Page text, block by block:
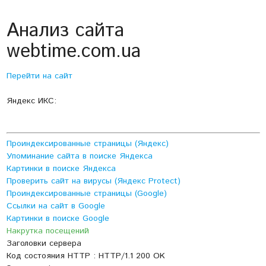
Анализ сайта
webtime.com.ua
Перейти на сайт
Яндекс ИКС:
Проиндексированные страницы (Яндекс)
Упоминание сайта в поиске Яндекса
Картинки в поиске Яндекса
Проверить сайт на вирусы (Яндекс Protect)
Проиндексированные страницы (Google)
Ссылки на сайт в Google
Картинки в поиске Google
Накрутка посещений
Заголовки сервера
Код состояния HTTP : HTTP/1.1 200 OK